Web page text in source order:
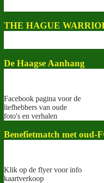
THE HAGUE
De Haagse Aanhang
Facebook pagina voor de
liefhebbers van oude
foto's en verhalen
Benefietmatch met oud-
Klik op de flyer voor info
kaartverkoop